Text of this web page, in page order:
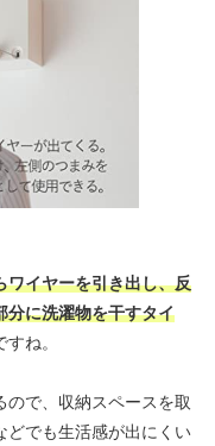
ワイヤーを引き出し、反
分に洗濯物を干すタイ
ね。
で、収納スペースを取
どでも生活感が出にくい